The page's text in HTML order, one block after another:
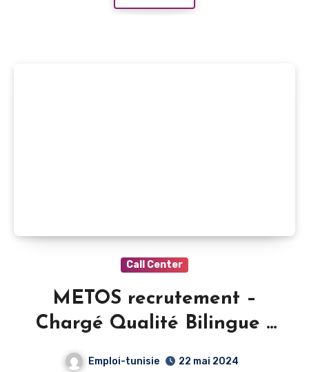
Call Center
METOS recrutement –
Chargé Qualité Bilingue (
Emploi-tunisie
22 mai 2024